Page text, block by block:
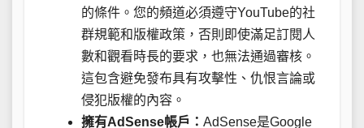
的條件。您的頻道必須遵守YouTube的社
群規範和版權政策，否則即使滿足訂閱人
數和觀看時長的要求，也無法通過審核。
這包含避免發布具有攻擊性、仇恨言論或
侵犯版權的內容。
擁有AdSense帳戶： AdSense是Google